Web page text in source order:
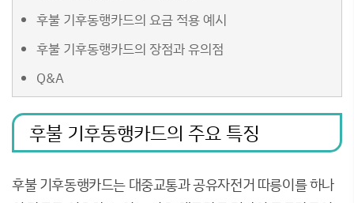
후불 기후동행카드의 요금 적용 예시
후불 기후동행카드의 장점과 유의점
Q&A
후불 기후동행카드의 주요 특징
후불 기후동행카드는 대중교통과 공유자전거 따릉이를 하나